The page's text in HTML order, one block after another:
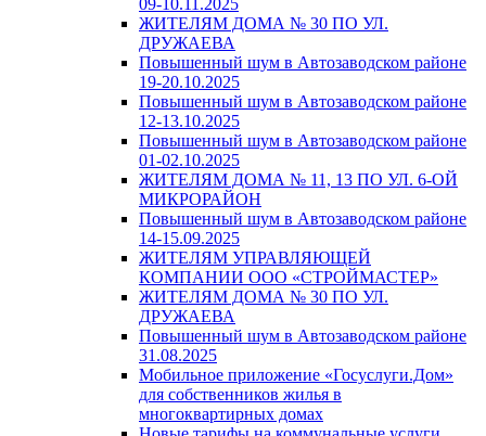
09-10.11.2025
ЖИТЕЛЯМ ДОМА № 30 ПО УЛ.
ДРУЖАЕВА
Повышенный шум в Автозаводском районе
19-20.10.2025
Повышенный шум в Автозаводском районе
12-13.10.2025
Повышенный шум в Автозаводском районе
01-02.10.2025
ЖИТЕЛЯМ ДОМА № 11, 13 ПО УЛ. 6-ОЙ
МИКРОРАЙОН
Повышенный шум в Автозаводском районе
14-15.09.2025
ЖИТЕЛЯМ УПРАВЛЯЮЩЕЙ
КОМПАНИИ ООО «СТРОЙМАСТЕР»
ЖИТЕЛЯМ ДОМА № 30 ПО УЛ.
ДРУЖАЕВА
Повышенный шум в Автозаводском районе
31.08.2025
Мобильное приложение «Госуслуги.Дом»
для собственников жилья в
многоквартирных домах